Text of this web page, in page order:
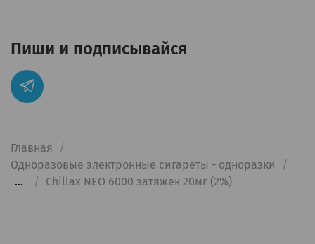
Главная
Одноразовые электронные сигареты - одноразки
...
Chillax NEO 6000 затяжек 20мг (2%)
Пиши и подписывайся